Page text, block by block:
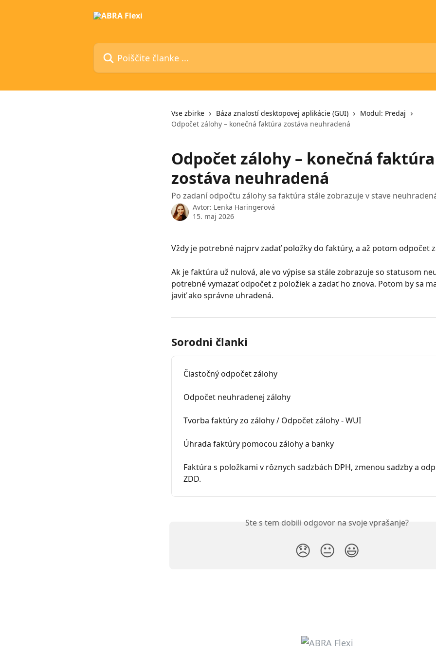
Poiščite članke ...
Vse zbirke Báza znalostí desktopovej aplikácie (GUI)
Modul: Predaj
Odpočet zálohy – konečná faktúra zostáva neuhradená
Odpočet zálohy – konečná faktúra
zostáva neuhradená
Po zadaní odpočtu zálohy sa faktúra stále zobrazuje v stave
Avtor: Lenka Haringerová
15. maj 2026
Vždy je potrebné najprv zadať položky do faktúry, a až potom odpočet
Ak je faktúra už nulová, ale vo výpise sa stále zobrazuje so statusom
potrebné vymazať odpočet z položiek a zadať ho znova. Potom by sa
javiť ako správne uhradená.
Sorodni članki
Čiastočný odpočet zálohy
Odpočet neuhradenej zálohy
Tvorba faktúry zo zálohy / Odpočet zálohy - WUI
Úhrada faktúry pomocou zálohy a banky
Faktúra s položkami v rôznych sadzbách DPH, zmenou sadzby a
ZDD.
Ste s tem dobili odgovor na svoje vprašanje?
😞 😐 😃